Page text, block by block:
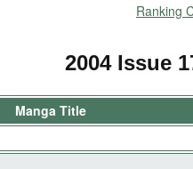
Ranking
2004 Issue
Manga Title